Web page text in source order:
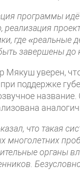
программы
где «реальные
завершены до
Мякуш уверен,
поддержке
что такая
многолетних
органы